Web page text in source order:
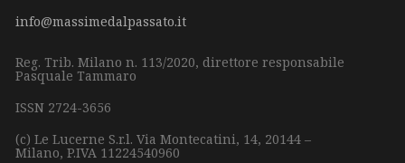
info@massimedalpassato.it
Reg. Trib. Milano n. 113/2020, direttore responsabile
Pasquale Tammaro
ISSN 2724-3656
(c) Le Lucerne S.r.l. Via Montecatini, 14, 20144 –
Milano, P.IVA 11224540960